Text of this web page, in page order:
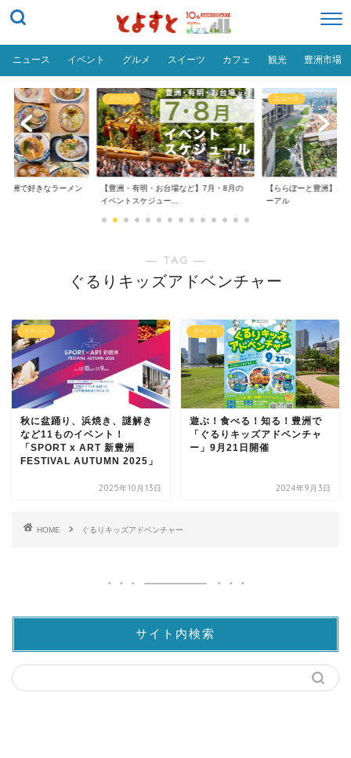
ニュース イベント グルメ スイーツ カフェ 観光 豊洲市場
豊洲で好きなラーメン
イベント
【豊洲・有明・お台場など】7月・8月の
イベントスケジュー...
ニュース
【ららぽーと豊洲】
ーアル
― TAG ―
ぐるりキッズアドベンチャー
イベント
秋に盆踊り、浜焼き、謎解き
など11ものイベント！
「SPORT x ART 新豊洲
FESTIVAL AUTUMN 2025」
2025年10月13日
イベント
遊ぶ！食べる！知る！豊洲で
「ぐるりキッズアドベンチャ
ー」9月21日開催
2024年9月3日
HOME ぐるりキッズアドベンチャー
サイト内検索